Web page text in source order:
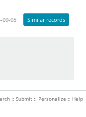
09-05 Similar records
:: Submit:: Personalize :: Help